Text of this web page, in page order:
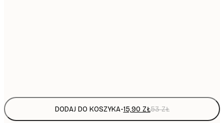
DODAJ DO KOSZYKA-15,90 ZŁ53 ZŁ